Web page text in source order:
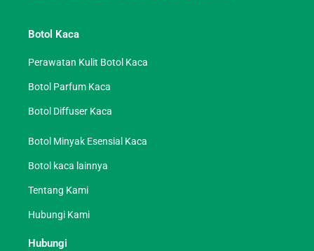
Botol Kaca
Perawatan Kulit Botol Kaca
Botol Parfum Kaca
Botol Diffuser Kaca
Botol Minyak Esensial Kaca
Botol kaca lainnya
Tentang Kami
Hubungi Kami
Hubungi